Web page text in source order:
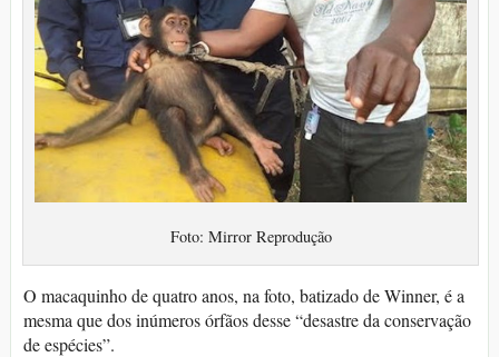
Foto: Mirror Reprodução
O macaquinho de quatro anos, na foto, batizado de Winner, é a
mesma que dos inúmeros órfãos desse “desastre da conservação
de espécies”.